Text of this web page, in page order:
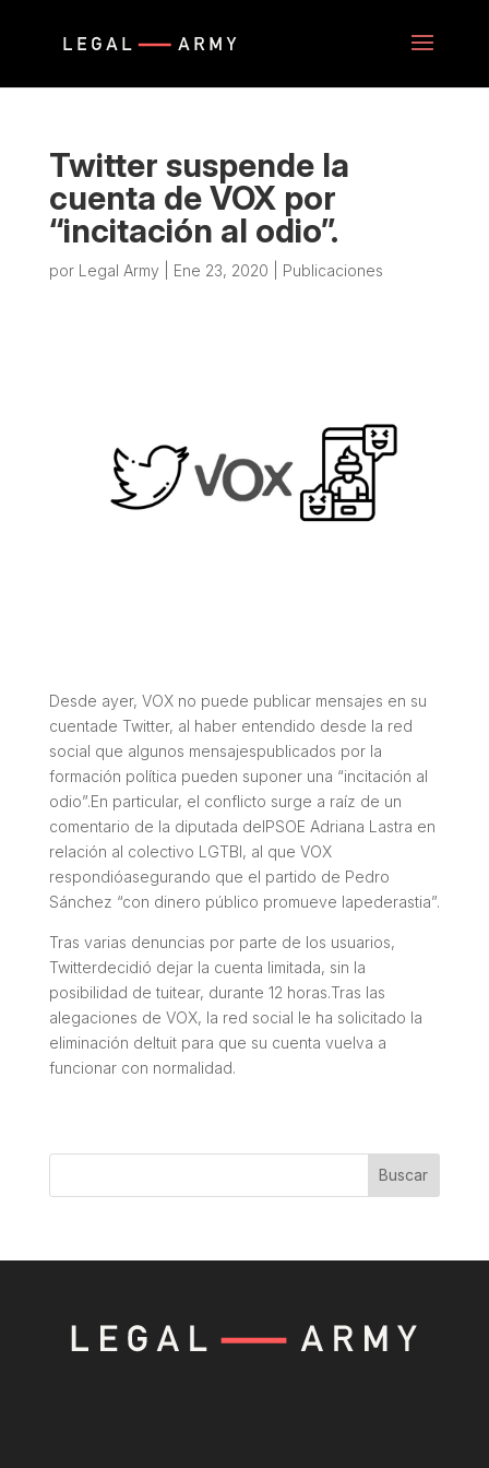
Twitter suspende la
cuenta de VOX por
“incitación al odio”.
por Legal Army Ene 23, 2020 Publicaciones
Desde ayer, VOX no puede publicar mensajes en su
cuentade Twitter, al haber entendido desde la red
social que algunos mensajespublicados por la
formación política pueden suponer una “incitación al
odio”.En particular, el conflicto surge a raíz de un
comentario de la diputada delPSOE Adriana Lastra en
relación al colectivo LGTBI, al que VOX
respondióasegurando que el partido de Pedro
Sánchez “con dinero público promueve lapederastia”.
Tras varias denuncias por parte de los usuarios,
Twitterdecidió dejar la cuenta limitada, sin la
posibilidad de tuitear, durante 12 horas.Tras las
alegaciones de VOX, la red social le ha solicitado la
eliminación deltuit para que su cuenta vuelva a
funcionar con normalidad.
Buscar